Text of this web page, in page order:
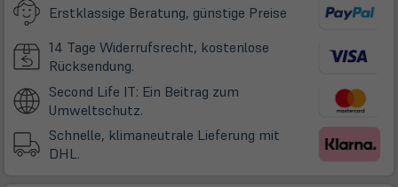
Erstklassige Beratung, günstige Preise
14 Tage Widerrufsrecht, kostenlose
Rücksendung.
Second Life IT: Ein Beitrag zum
Umweltschutz.
Schnelle, klimaneutrale Lieferung mit
DHL.